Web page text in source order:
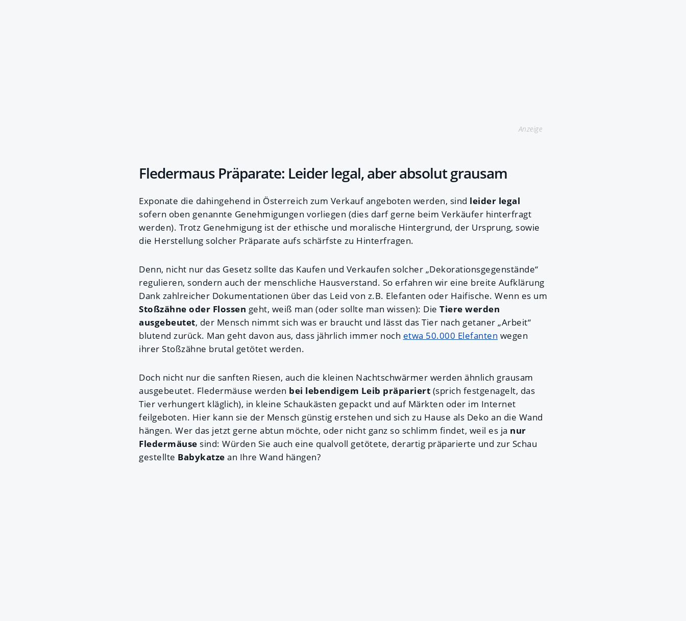
Anzeige
Fledermaus Präparate: Leider legal, aber absolut grausam
Exponate die dahingehend in Österreich zum Verkauf angeboten werden, sind leider legal
sofern oben genannte Genehmigungen vorliegen (dies darf gerne beim Verkäufer hinterfragt
werden). Trotz Genehmigung ist der ethische und moralische Hintergrund, der Ursprung, sowie
die Herstellung solcher Präparate aufs schärfste zu Hinterfragen.
Denn, nicht nur das Gesetz sollte das Kaufen und Verkaufen solcher „Dekorationsgegenstände“
regulieren, sondern auch der menschliche Hausverstand. So erfahren wir eine breite Aufklärung
Dank zahlreicher Dokumentationen über das Leid von z.B. Elefanten oder Haifische. Wenn es um
Stoßzähne oder Flossen geht, weiß man (oder sollte man wissen): Die Tiere werden
ausgebeutet, der Mensch nimmt sich was er braucht und lässt das Tier nach getaner „Arbeit“
blutend zurück. Man geht davon aus, dass jährlich immer noch etwa 50.000 Elefanten wegen
ihrer Stoßzähne brutal getötet werden.
Doch nicht nur die sanften Riesen, auch die kleinen Nachtschwärmer werden ähnlich grausam
ausgebeutet. Fledermäuse werden bei lebendigem Leib präpariert (sprich festgenagelt, das
Tier verhungert kläglich), in kleine Schaukästen gepackt und auf Märkten oder im Internet
feilgeboten. Hier kann sie der Mensch günstig erstehen und sich zu Hause als Deko an die Wand
hängen. Wer das jetzt gerne abtun möchte, oder nicht ganz so schlimm findet, weil es ja nur
Fledermäuse sind: Würden Sie auch eine qualvoll getötete, derartig präparierte und zur Schau
gestellte Babykatze an Ihre Wand hängen?